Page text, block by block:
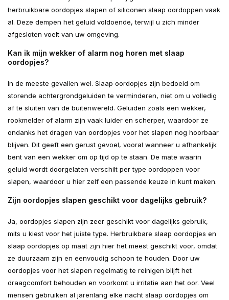
herbruikbare oordopjes slapen of siliconen slaap oordoppen vaak
al. Deze dempen het geluid voldoende, terwijl u zich minder
afgesloten voelt van uw omgeving.
Kan ik mijn wekker of alarm nog horen met slaap
oordopjes?
In de meeste gevallen wel. Slaap oordopjes zijn bedoeld om
storende achtergrondgeluiden te verminderen, niet om u volledig
af te sluiten van de buitenwereld. Geluiden zoals een wekker,
rookmelder of alarm zijn vaak luider en scherper, waardoor ze
ondanks het dragen van oordopjes voor het slapen nog hoorbaar
blijven. Dit geeft een gerust gevoel, vooral wanneer u afhankelijk
bent van een wekker om op tijd op te staan. De mate waarin
geluid wordt doorgelaten verschilt per type oordoppen voor
slapen, waardoor u hier zelf een passende keuze in kunt maken.
Zijn oordopjes slapen geschikt voor dagelijks gebruik?
Ja, oordopjes slapen zijn zeer geschikt voor dagelijks gebruik,
mits u kiest voor het juiste type. Herbruikbare slaap oordopjes en
slaap oordopjes op maat zijn hier het meest geschikt voor, omdat
ze duurzaam zijn en eenvoudig schoon te houden. Door uw
oordopjes voor het slapen regelmatig te reinigen blijft het
draagcomfort behouden en voorkomt u irritatie aan het oor. Veel
mensen gebruiken al jarenlang elke nacht slaap oordopjes om